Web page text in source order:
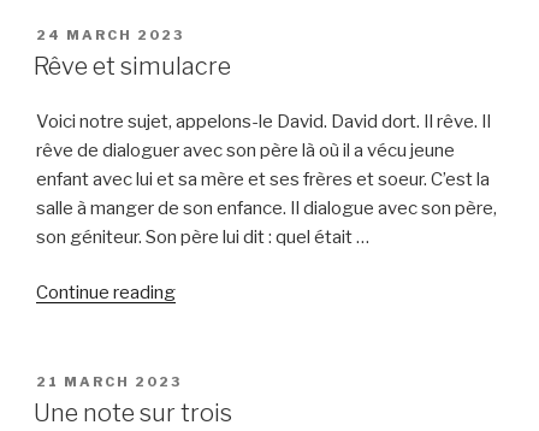
POSTED
ON
24 MARCH 2023
Rêve et simulacre
Voici notre sujet, appelons-le David. David dort. Il rêve. Il
rêve de dialoguer avec son père là où il a vécu jeune
enfant avec lui et sa mère et ses frères et soeur. C’est la
salle à manger de son enfance. Il dialogue avec son père,
son géniteur. Son père lui dit : quel était …
Continue reading“Rêve
POSTED
ON
21 MARCH 2023
Une note sur trois